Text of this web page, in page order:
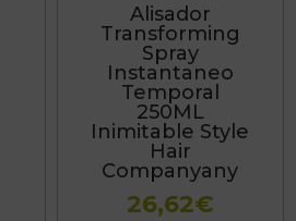
Alisador
Transforming
Spray
Instantaneo
Temporal
250ML
Inimitable Style
Hair
Companyany
26,62€